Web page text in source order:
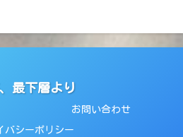
最下層より
お問い合わせ
バシーポリシー